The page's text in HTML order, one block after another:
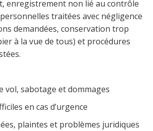
enregistrement non lié au contrôle
personnelles traitées avec négligence
demandées, conservation trop
à la vue de tous) et procédures
vol, sabotage et dommages
en cas d’urgence
plaintes et problèmes juridiques